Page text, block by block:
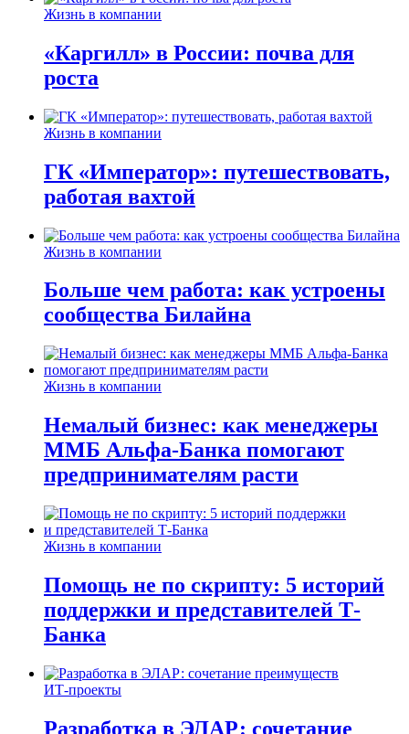
Жизнь в компании
«Каргилл» в России: почва для
роста
Жизнь в компании
ГК «Император»: путешествовать,
работая вахтой
Жизнь в компании
Больше чем работа: как устроены
сообщества Билайна
Жизнь в компании
Немалый бизнес: как менеджеры
ММБ Альфа-Банка помогают
предпринимателям расти
Жизнь в компании
Помощь не по скрипту: 5 историй
поддержки и представителей Т-
Банка
ИТ-проекты
Разработка в ЭЛАР: сочетание